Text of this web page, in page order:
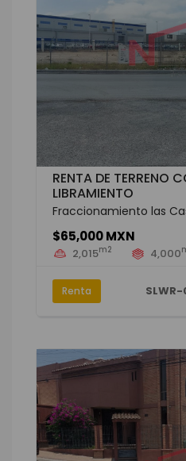
RENTA DE TERRENO
LIBRAMIENTO
Fraccionamiento las
$65,000 MXN
2,015m2 4,000
Renta